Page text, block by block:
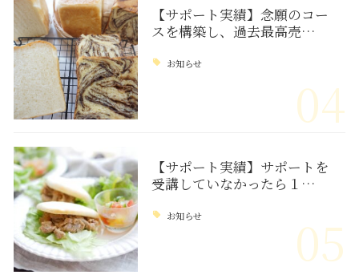
【サポート実績】念願のコー
スを構築し、過去最高売…
お知らせ
04
【サポート実績】サポートを
受講していなかったら１…
お知らせ 05